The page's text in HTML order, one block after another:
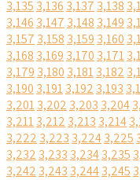
3,135 3,136 3,137 3,138
3,146 3,147 3,148 3,149
3,157 3,158 3,159 3,160
3,168 3,169 3,170 3,171
3,179 3,180 3,1813,182
3,190 3,1913,192 3,193
3,2013,202 3,203 3,204
3,2113,212 3,213 3,214
3,222 3,223 3,2243,225
3,232 3,233 3,2343,235
3,242 3,243 3,2443,245